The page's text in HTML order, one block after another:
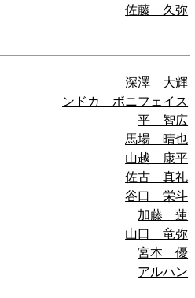
佐藤 久弥
深澤 大輝
ンドカ ボニフェイス
平 智広
馬場 晴也
山越 康平
佐古 真礼
谷口 栄斗
加藤 蓮
山口 竜弥
宮本 優
アルハン